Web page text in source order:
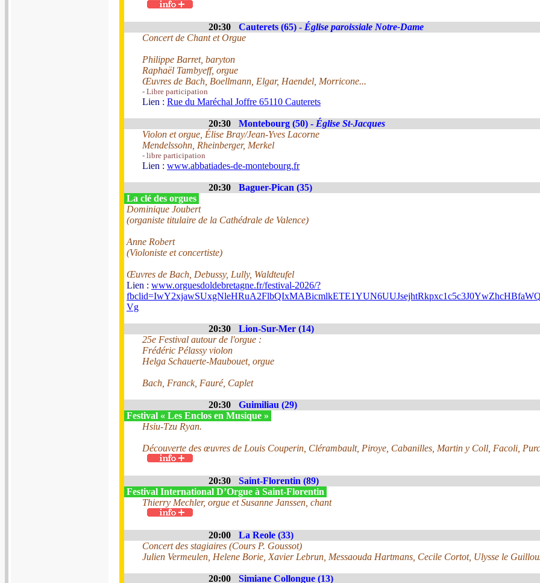
20:30 Cauterets (65) - Église paroissiale Notre-Dame
Concert de Chant et Orgue
Philippe Barret, baryton
Raphaël Tambyeff, orgue
Œuvres de Bach, Boellmann, Elgar, Haendel, Morricone...
- Libre participation
Lien : Rue du Maréchal Joffre 65110 Cauterets
20:30 Montebourg (50) - Église St-Jacques
Violon et orgue, Élise Bray/Jean-Yves Lacorne
Mendelssohn, Rheinberger, Merkel
- libre participation
Lien : www.abbatiades-de-montebourg.fr
20:30
Baguer-Pican (35)
La clé des orgues
Dominique Joubert
(organiste titulaire de la Cathédrale de Valence)
Anne Robert
(Violoniste et concertiste)
Œuvres de Bach, Debussy, Lully, Waldteufel
Lien : www.orguesdoldebretagne.fr/festival-2026/?
Vg
20:30
Lion-Sur-Mer (14)
25e Festival autour de l'orgue :
Frédéric Pélassy violon
Helga Schauerte-Maubouet, orgue
Bach, Franck, Fauré, Caplet
20:30
Guimiliau (29)
Festival « Les Enclos en Musique »
Hsiu-Tzu Ryan.
Découverte des œuvres de Louis Couperin, Clérambault, Piroye, Cabanilles, Martin y Coll, Facoli,
20:30
Saint-Florentin (89)
Festival International D’Orgue à Saint-Florentin
Thierry Mechler, orgue et Susanne Janssen, chant
20:00
La Reole (33)
Concert des stagiaires (Cours P. Goussot)
Julien Vermeulen, Helene Borie, Xavier Lebrun, Messaouda Hartmans, Cecile Cortot, Ulysse le
20:00 Simiane Collongue (13)